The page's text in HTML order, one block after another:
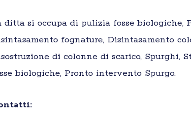
ditta si occupa di pulizia fosse biologiche,
fognature, Disintasamento
di colonne di scarico, Spurghi,
biologiche, Pronto intervento Spurgo.